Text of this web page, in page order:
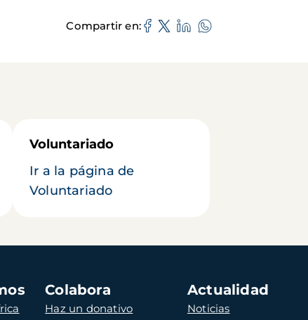
Compartir en
Voluntariado
Ir a la página de
Voluntariado
Colabora
Haz un donativo
Actualidad
Noticias